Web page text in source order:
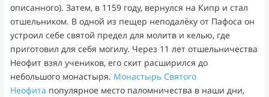
описанного). Затем, в 1159 году, вернулся на Кипр и стал
отшельником. В одной из пещер неподалёку от Пафоса он
устроил себе святой предел для молитв и келью, где
приготовил для себя могилу. Через 11 лет отшельничества
Неофит взял учеников, его скит расширился до
небольшого монастыря. Монастырь Святого
Неофита популярное место паломничества в наши дни,